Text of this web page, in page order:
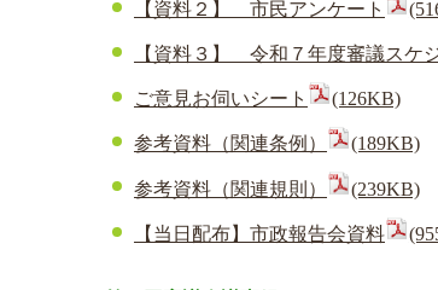
【資料２】 市民アンケート
【資料３】 令和７年度審議スケ
ご意見お伺いシート (126KB)
参考資料（関連条例） (189KB)
参考資料（関連規則） (239KB)
【当日配布】市政報告会資料